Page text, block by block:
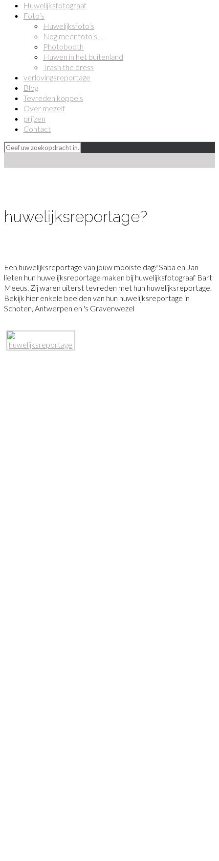
Huwelijksfotograaf
Foto’s
Huwelijksfoto’s
Nog meer foto’s…
Photobooth
Huwen in het buitenland
Trash the dress
verlovingsreportage
Blog
Tevreden koppels
Over mezelf
prijzen
Contact
huwelijksreportage?
Een huwelijksreportage van jouw mooiste dag? Saba en Jan
lieten hun huwelijksreportage maken bij huwelijksfotograaf Bart
Meeus. Zij waren uiterst tevreden met hun huwelijksreportage.
Bekijk hier enkele beelden van hun huwelijksreportage in
Schoten, Antwerpen en 's Gravenwezel